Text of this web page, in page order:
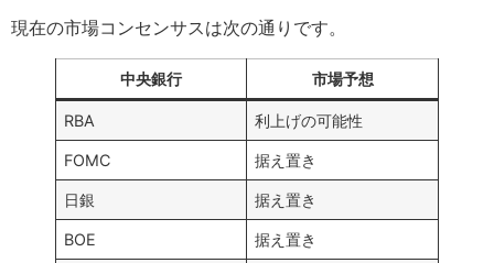
現在の市場コンセンサスは次の通りです。
中央銀行 市場予想
RBA 利上げの可能性
FOMC 据え置き
日銀 据え置き
BOE 据え置き